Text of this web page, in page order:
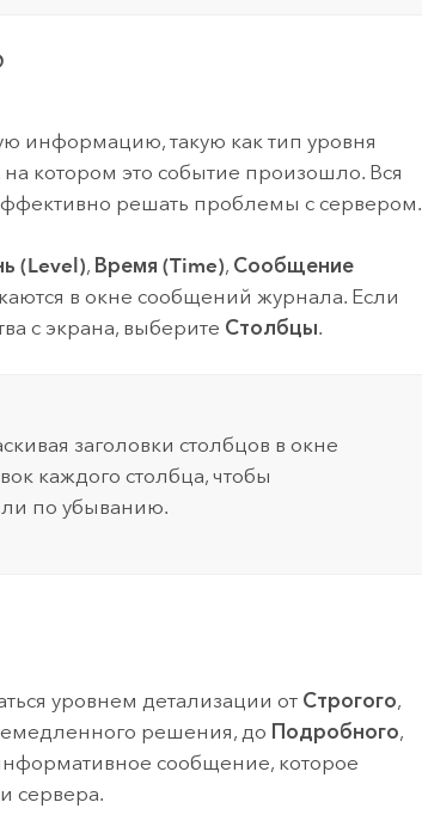
информацию, такую как тип уровня
котором это событие произошло. Вся
решать проблемы с сервером.
(Level), Время (Time), Сообщение
в окне сообщений журнала. Если
с экрана, выберите Столбцы.
заголовки столбцов в окне
каждого столбца, чтобы
по убыванию.
уровнем детализации от Строгого,
решения, до Подробного,
сообщение, которое
сервера.